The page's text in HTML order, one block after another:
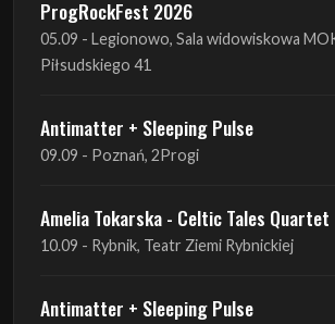
ProgRockFest 2026
05.09 - Legionowo, Sala widowiskowa
Piłsudskiego 41
Antimatter + Sleeping Pulse
09.09 - Poznań, 2Progi
Amelia Tokarska - Celtic Tales Quartet
10.09 - Rybnik, Teatr Ziemi Rybnickiej
Antimatter + Sleeping Pulse